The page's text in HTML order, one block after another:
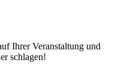
Ihrer Veranstaltung und
schlagen!